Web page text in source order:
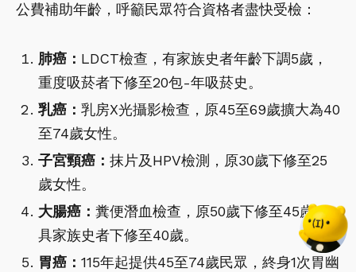
公費補助年齡，呼籲民眾符合資格者盡快受檢：
肺癌： LDCT檢查，有家族史者年齡下調5歲，
重度吸菸者下修至20包-年吸菸史。
乳癌： 乳房X光攝影檢查，原45至69歲擴大為40
至74歲女性。
子宮頸癌： 抹片及HPV檢測，原30歲下修至25
歲女性。
大腸癌： 糞便潛血檢查，原50歲下修至45歲，
具家族史者下修至40歲。
胃癌： 115年起提供45至74歲民眾，終身1次胃幽